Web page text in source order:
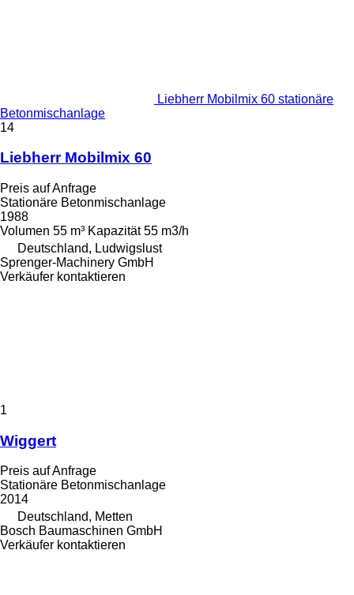
Liebherr Mobilmix 60 stationäre
Betonmischanlage
14
Liebherr Mobilmix 60
Preis auf Anfrage
Stationäre Betonmischanlage
1988
Volumen 55 m³ Kapazität 55 m3/h
Deutschland, Ludwigslust
Sprenger-Machinery GmbH
Verkäufer kontaktieren
1
Wiggert
Preis auf Anfrage
Stationäre Betonmischanlage
2014
Deutschland, Metten
Bosch Baumaschinen GmbH
Verkäufer kontaktieren